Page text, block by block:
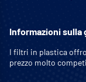
Informazioni sulla
I filtri in plastica
prezzo molto